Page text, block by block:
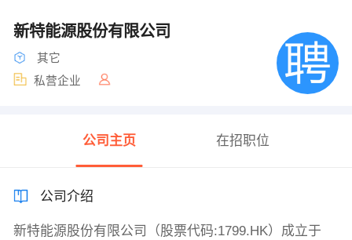
新特能源股份有限公司
其它
私营企业
公司主页 在招职位
公司介绍
新特能源股份有限公司（股票代码:1799.HK）成立于